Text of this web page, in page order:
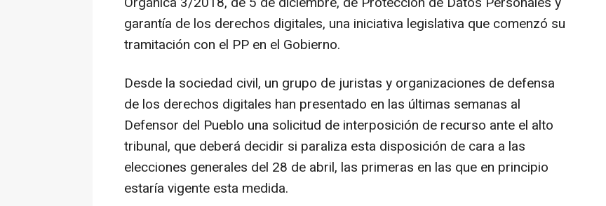
garantía de los derechos digitales, una iniciativa legislativa que comenzó su
tramitación con el PP en el Gobierno.
Desde la sociedad civil, un grupo de juristas y organizaciones de defensa
de los derechos digitales han presentado en las últimas semanas al
Defensor del Pueblo una solicitud de interposición de recurso ante el alto
tribunal, que deberá decidir si paraliza esta disposición de cara a las
elecciones generales del 28 de abril, las primeras en las que en principio
estaría vigente esta medida.